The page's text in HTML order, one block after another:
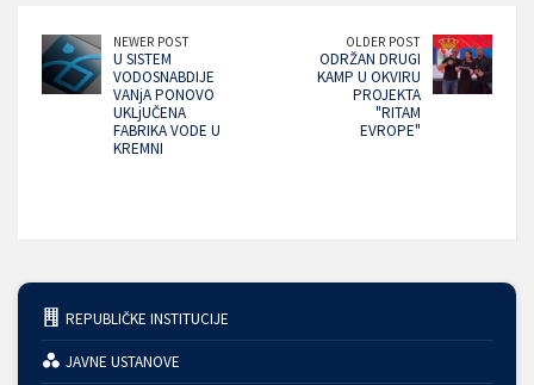
NEWER POST
U SISTEM
VODOSNABDIJE
VANjA PONOVO
UKLjUČENA
FABRIKA VODE U
KREMNI
OLDER POST
ODRŽAN DRUGI
KAMP U OKVIRU
PROJEKTA
"RITAM
EVROPE"
REPUBLIČKE INSTITUCIJE
JAVNE USTANOVE